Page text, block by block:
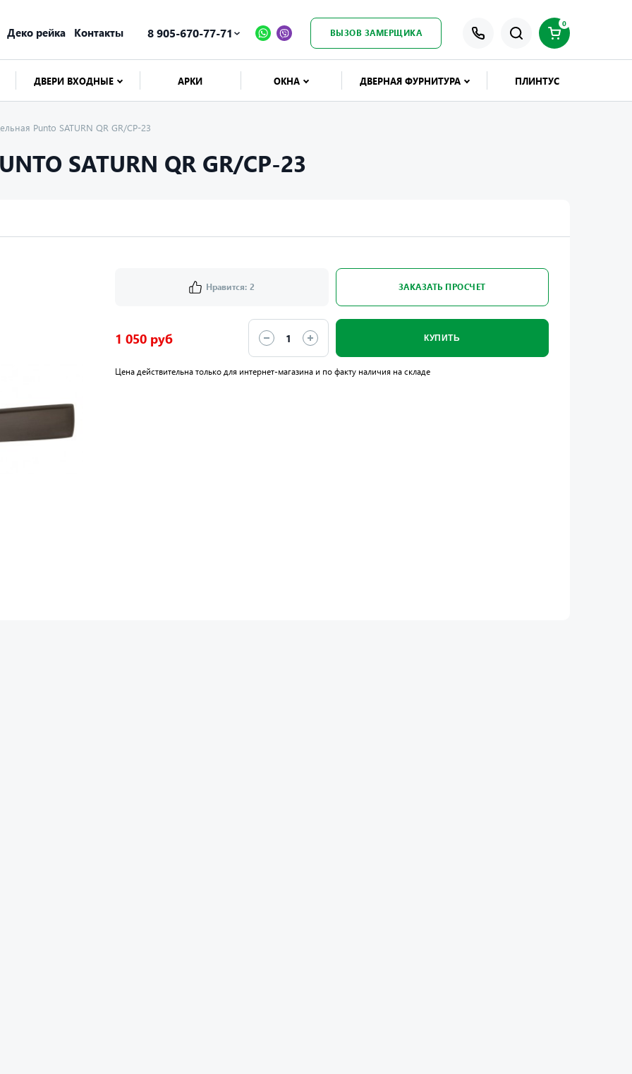
Деко рейка Контакты 8 905-670-77-71 ВЫЗОВ ЗАМЕРЩИКА
0
ДВЕРИ ВХОДНЫЕ АРКИ ОКНА ДВЕРНАЯ ФУРНИТУРА ПЛИНТУС
Punto SATURN QR GR/CP-23
SATURN QR GR/CP-23
Нравится: 2 ЗАКАЗАТЬ ПРОСЧЕТ
1 050 руб КУПИТЬ
Цена действительна только для интернет-магазина и по факту наличия на складе